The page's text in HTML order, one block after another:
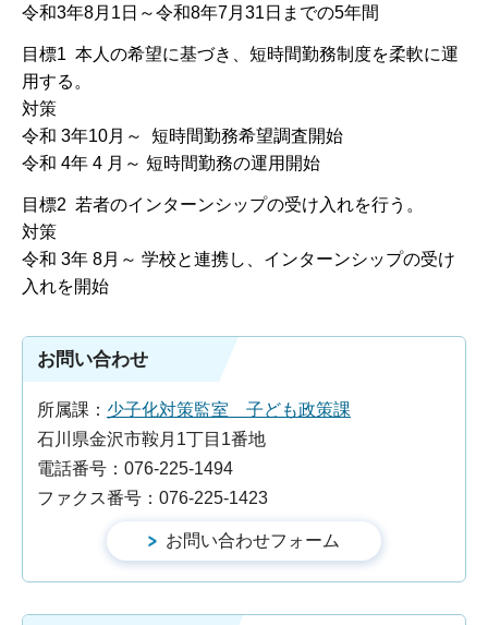
令和3年8月1日～令和8年7月31日までの5年間
目標1 本人の希望に基づき、短時間勤務制度を柔軟に運
用する。
対策
令和 3年10月～ 短時間勤務希望調査開始
令和 4年 4 月～ 短時間勤務の運用開始
目標2 若者のインターンシップの受け入れを行う。
対策
令和 3年 8月～ 学校と連携し、インターンシップの受け
入れを開始
お問い合わせ
所属課： 少子化対策監室 子ども政策課
石川県金沢市鞍月1丁目1番地
電話番号：076-225-1494
ファクス番号：076-225-1423